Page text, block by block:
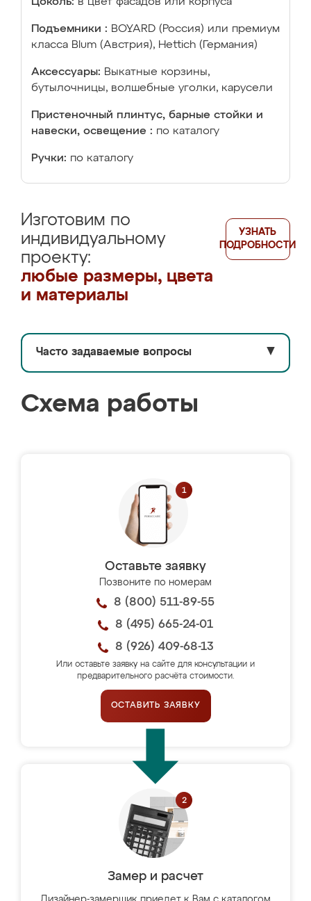
Подъемники : BOYARD (Россия) или премиум
класса Blum (Австрия), Hettich (Германия)
Аксессуары: Выкатные корзины,
бутылочницы, волшебные уголки, карусели
Пристеночный плинтус, барные стойки и
навески, освещение : по каталогу
Ручки: по каталогу
Изготовим по
индивидуальному
проекту:
любые размеры, цвета
и материалы
УЗНАТЬ
ПОДРОБНОСТИ
Часто задаваемые вопросы ▼
Схема работы
Оставьте заявку
Позвоните по номерам
8 (800) 511-89-55
8 (495) 665-24-01
8 (926) 409-68-13
Или оставьте заявку на сайте для консультации и
предварительного расчёта стоимости.
ОСТАВИТЬ ЗАЯВКУ
Замер и расчет